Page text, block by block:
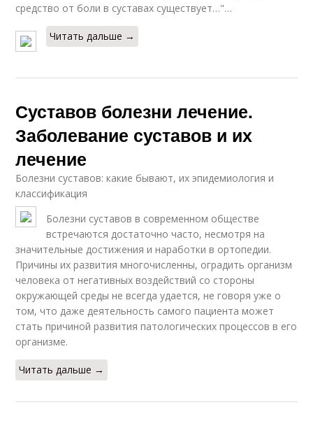
средство от боли в суставах существует…"…
Читать дальше →
Суставов болезни лечение.
Заболевание суставов и их
лечение
Болезни суставов: какие бывают, их эпидемиология и
классификация
Болезни суставов в современном обществе
встречаются достаточно часто, несмотря на
значительные достижения и наработки в ортопедии.
Причины их развития многочисленны, оградить организм
человека от негативных воздействий со стороны
окружающей среды не всегда удается, не говоря уже о
том, что даже деятельность самого пациента может
стать причиной развития патологических процессов в его
организме.
Читать дальше →